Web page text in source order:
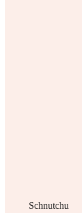
Schnutchu